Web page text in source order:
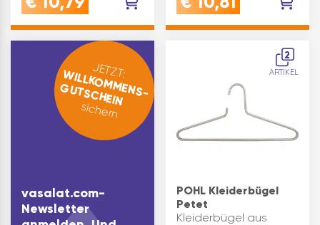
Oberfläche: lackiert
Inhaltsangabe (ST): 1
Oberfläche: lackiert
Kleiderbügel Marke:
Inhaltsangabe (ST): 1
JETZT:
WILLKOMMENS-
GUTSCHEIN
sichern
vasalat.com-
Newsletter
2
ARTIKEL
POHL Kleiderbügel
Petet
Kleiderbügel aus